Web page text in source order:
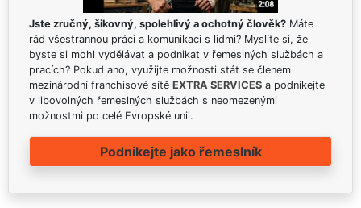
Jste zručný, šikovný, spolehlivý a ochotný člověk? Máte
rád všestrannou práci a komunikaci s lidmi? Myslíte si, že
byste si mohl vydělávat a podnikat v řemeslných službách a
pracích? Pokud ano, využijte možnosti stát se členem
mezinárodní franchisové sítě EXTRA SERVICES a podnikejte
v libovolných řemeslných službách s neomezenými
možnostmi po celé Evropské unii.
Podnikejte jako řemeslník